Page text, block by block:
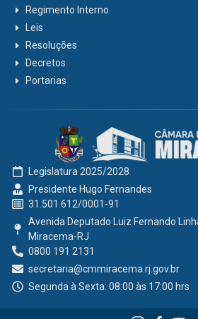
Regimento Interno
Leis
Resoluções
Decretos
Portarias
Legislatura 2025/2028
Presidente Hugo Fernandes
31.501.612/0001-91
Avenida Deputado Luiz Fernando
Miracema-RJ
0800 191 2131
secretaria@cmmiracema.rj.gov.br
Segunda à Sexta: 08:00 às 17:00 hrs